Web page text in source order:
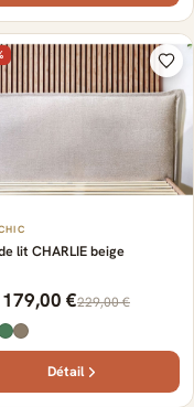
lit CHARLIE beige
179,00 €229,00 €
Détail